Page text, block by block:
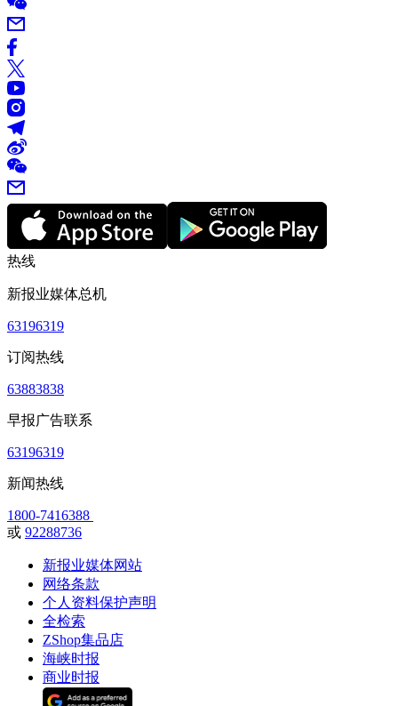
热线
新报业媒体总机
63196319
订阅热线
63883838
早报广告联系
63196319
新闻热线
1800-7416388
或 92288736
新报业媒体网站
网络条款
个人资料保护声明
全检索
ZShop集品店
海峡时报
商业时报